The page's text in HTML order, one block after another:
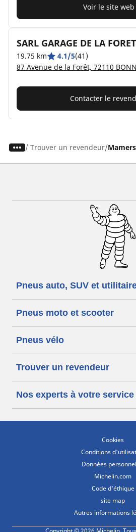
Voir le site web
SARL GARAGE DE LA FORET
19.75 km 4.1/5(41)
87 Avenue de la Forêt, 72110
Contacter le
/ Trouver un revendeur Mamers
Pneus auto, SUV et
Pneus moto et scooter
Pneus vélo
Trouver un revendeur
Nos experts à votre service
Cookies
Conditions
Données
Michelin.com
Code d'éthique
site map
Autres informations